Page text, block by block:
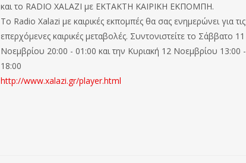
και το RADIO XALAZI με ΕΚΤΑΚΤΗ ΚΑΙΡΙΚΗ ΕΚΠΟΜΠΗ.
Το Radio Xalazi με καιρικές εκπομπές θα σας ενημερώνει για τις
επερχόμενες καιρικές μεταβολές. Συντονιστείτε το Σάββατο 11
Νοεμβρίου 20:00 - 01:00 και την Κυριακή 12 Νοεμβρίου 13:00 -
18:00
http://www.xalazi.gr/player.html